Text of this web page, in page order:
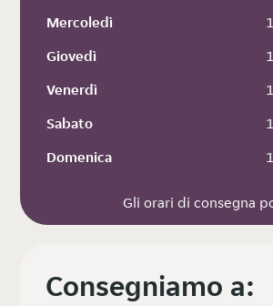
Mercoledì
Giovedì
Venerdì
Sabato
Domenica
Gli orari di consegna
Consegniamo a: